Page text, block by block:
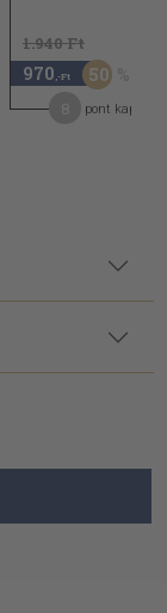
1.940 Ft
970 ,-Ft 50
pont kapható